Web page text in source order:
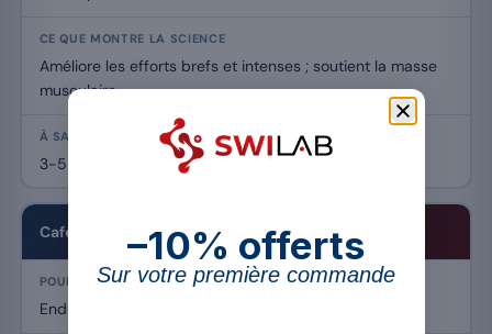
Améliore les efforts brefs et intenses ; soutient la masse
musculaire.
3-5 g/jour ; inutile pour l’endurance pure.
Caféine
Endurance, vigilance
–10% offerts
Sur votre première commande